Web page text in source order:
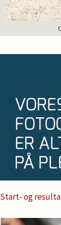
Start- og